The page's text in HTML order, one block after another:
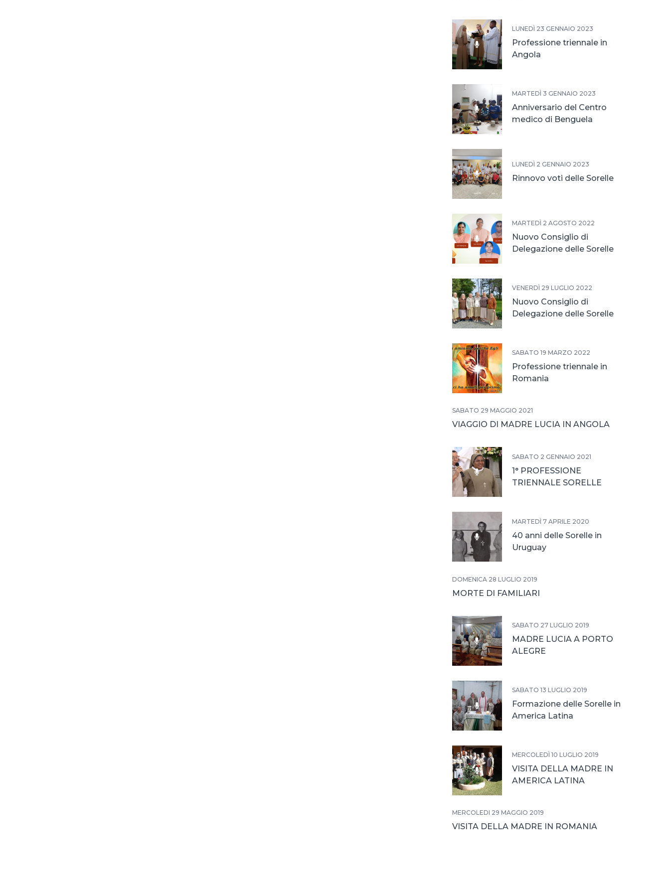
LUNEDÌ 23 GENNAIO 2023
Professione triennale in
Angola
MARTEDÌ 3 GENNAIO 2023
Anniversario del Centro
medico di Benguela
LUNEDÌ 2 GENNAIO 2023
Rinnovo voti delle Sorelle
MARTEDÌ 2 AGOSTO 2022
Nuovo Consiglio di
Delegazione delle Sorelle
VENERDÌ 29 LUGLIO 2022
Nuovo Consiglio di
Delegazione delle Sorelle
SABATO 19 MARZO 2022
Professione triennale in
Romania
SABATO 29 MAGGIO 2021
VIAGGIO DI MADRE LUCIA IN ANGOLA
SABATO 2 GENNAIO 2021
1° PROFESSIONE
TRIENNALE SORELLE
MARTEDÌ 7 APRILE 2020
40 anni delle Sorelle in
Uruguay
DOMENICA 28 LUGLIO 2019
MORTE DI FAMILIARI
SABATO 27 LUGLIO 2019
MADRE LUCIA A PORTO
ALEGRE
SABATO 13 LUGLIO 2019
Formazione delle Sorelle in
America Latina
MERCOLEDÌ 10 LUGLIO 2019
VISITA DELLA MADRE IN
AMERICA LATINA
MERCOLEDÌ 29 MAGGIO 2019
VISITA DELLA MADRE IN ROMANIA